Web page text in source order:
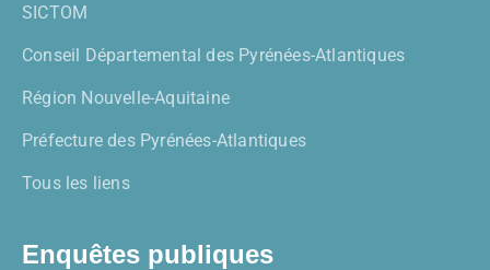
SICTOM
Conseil Départemental des Pyrénées-Atlantiques
Région Nouvelle-Aquitaine
Préfecture des Pyrénées-Atlantiques
Tous les liens
Enquêtes publiques